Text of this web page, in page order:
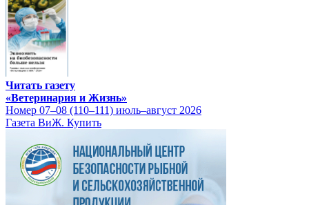
Читать газету
«Ветеринария и Жизнь»
Номер 07–08 (110–111) июль–август 2026
Газета ВиЖ. Купить